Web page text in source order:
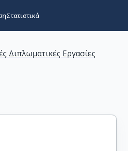
Στατιστικά
Διπλωματικές Εργασίες